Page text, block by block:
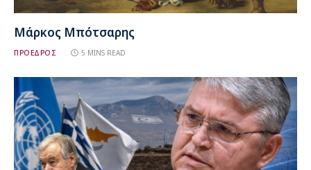
Μάρκος Μπότσαρης
ΠΡΟΕΔΡΟΣ 5 MINS READ